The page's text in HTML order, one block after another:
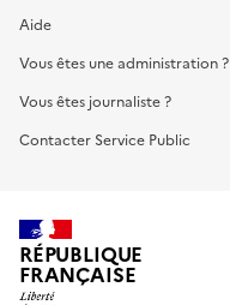
Aide
Vous êtes une administration ?
Vous êtes journaliste ?
Contacter Service Public
RÉPUBLIQUE
FRANÇAISE